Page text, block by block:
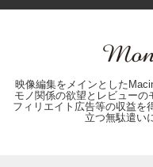
映像編集をメインとした
モノ関係の欲望とレビュー
フィリエイト広告等の収益を
立つ無駄遣い